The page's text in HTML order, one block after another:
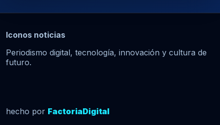
Iconos noticias
Periodismo digital, tecnología, innovación y cultura de
futuro.
hecho por FactoriaDigital